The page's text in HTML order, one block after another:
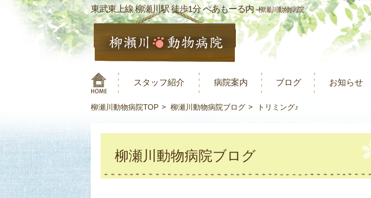
東武東上線 柳瀬川駅 徒歩1分 ぺあもーる内 -柳瀬川動物病院
スタッフ紹介 病院案内 ブログ お知らせ
柳瀬川動物病院TOP 柳瀬川動物病院ブログ トリミング♪
柳瀬川動物病院ブログ